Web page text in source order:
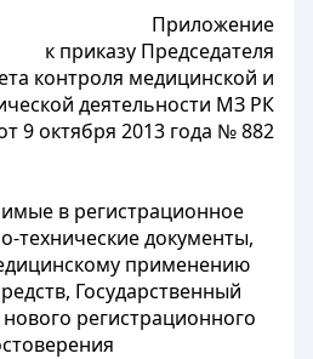
Приложение
к приказу Председателя
контроля медицинской и
деятельности МЗ РК
9 октября 2013 года № 882
в регистрационное
технические документы,
применению
Государственный
регистрационного